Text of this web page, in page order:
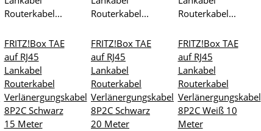
FRITZ!Box TAE
auf RJ45
Lankabel
Routerkabel
Verlänergungskabel
8P2C Schwarz
15 Meter
FRITZ!Box TAE
auf RJ45
Lankabel
Routerkabel
Verlänergungskabel
8P2C Schwarz
20 Meter
FRITZ!Box TAE
auf RJ45
Lankabel
Routerkabel
Verlänergungskabel
8P2C Weiß 10
Meter